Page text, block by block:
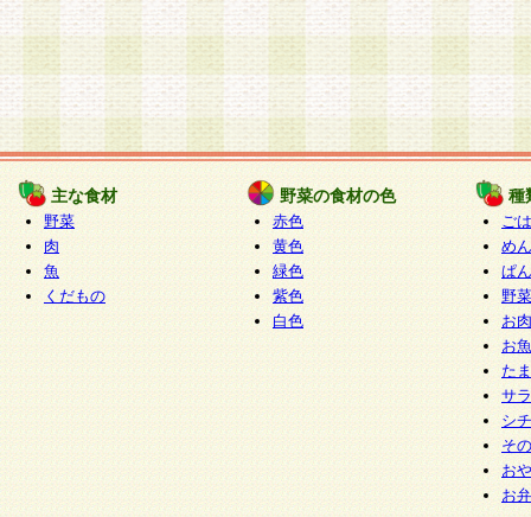
主な食材
野菜
肉
魚
くだもの
野菜の食材の色
赤色
黄色
緑色
紫色
白色
種
ご
めん
ぱん
野
お
お
た
サ
シ
そ
お
お